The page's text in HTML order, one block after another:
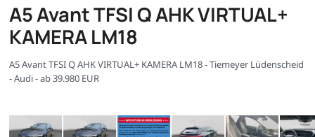
A5 Avant TFSI Q AHK VIRTUAL+
KAMERA LM18
A5 Avant TFSI Q AHK VIRTUAL+ KAMERA LM18 - Tiemeyer Lüdenscheid
- Audi - ab 39.980 EUR